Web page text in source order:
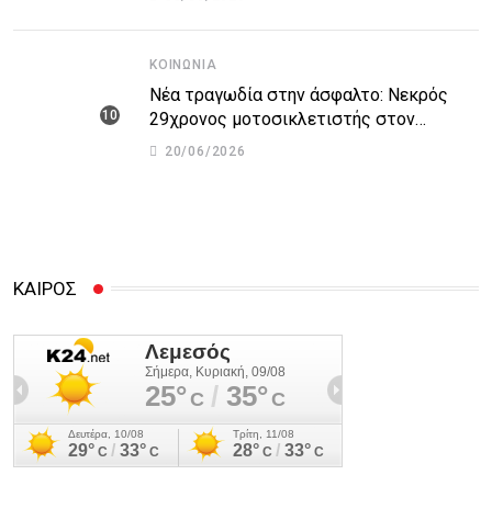
ΚΟΙΝΩΝΊΑ
Νέα τραγωδία στην άσφαλτο: Νεκρός
29χρονος μοτοσικλετιστής στον
αυτοκινητόδρομο Πάφου – Λεμεσού
20/06/2026
ΚΑΙΡΟΣ